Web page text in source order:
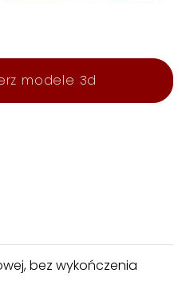
modele 3d
bez wykończenia